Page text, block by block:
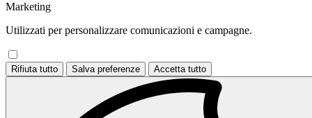
Marketing
Utilizzati per personalizzare comunicazioni e campagne.
Rifiuta tutto Salva preferenze Accetta tutto